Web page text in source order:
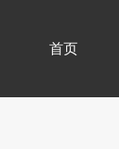
首页